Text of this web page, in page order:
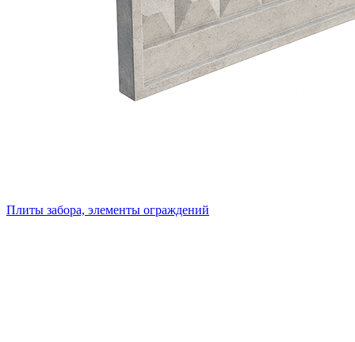
Плиты забора, элементы ограждений